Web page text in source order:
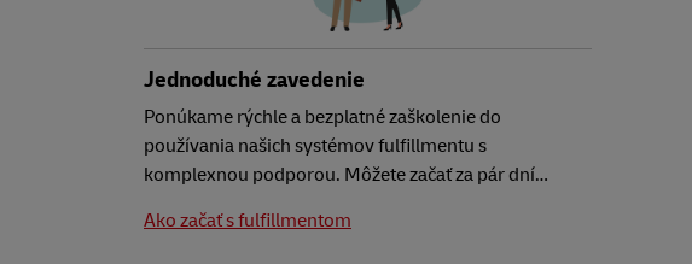
Jednoduché zavedenie
Ponúkame rýchle a bezplatné zaškolenie do
používania našich systémov fulfillmentu s
komplexnou podporou. Môžete začať za pár dní…
Ako začať s fulfillmentom